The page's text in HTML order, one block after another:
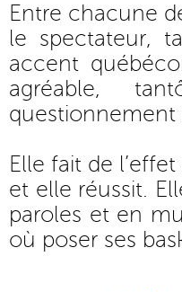
Entre chacune
le spectateur,
accent
agréable,
questionnement
Elle fait de
et elle réussit.
paroles et en
où poser ses